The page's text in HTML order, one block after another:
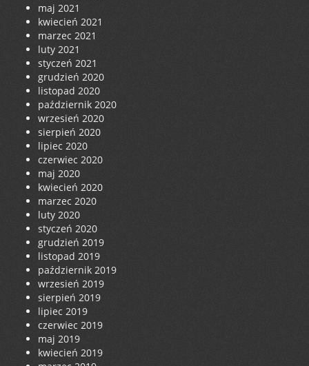
maj 2021
kwiecień 2021
marzec 2021
luty 2021
styczeń 2021
grudzień 2020
listopad 2020
październik 2020
wrzesień 2020
sierpień 2020
lipiec 2020
czerwiec 2020
maj 2020
kwiecień 2020
marzec 2020
luty 2020
styczeń 2020
grudzień 2019
listopad 2019
październik 2019
wrzesień 2019
sierpień 2019
lipiec 2019
czerwiec 2019
maj 2019
kwiecień 2019